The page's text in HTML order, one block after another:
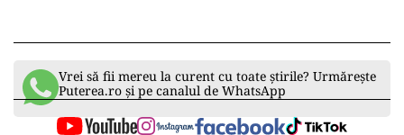
Vrei să fii mereu la curent cu toate știrile? Urmărește
Puterea.ro și pe canalul de WhatsApp